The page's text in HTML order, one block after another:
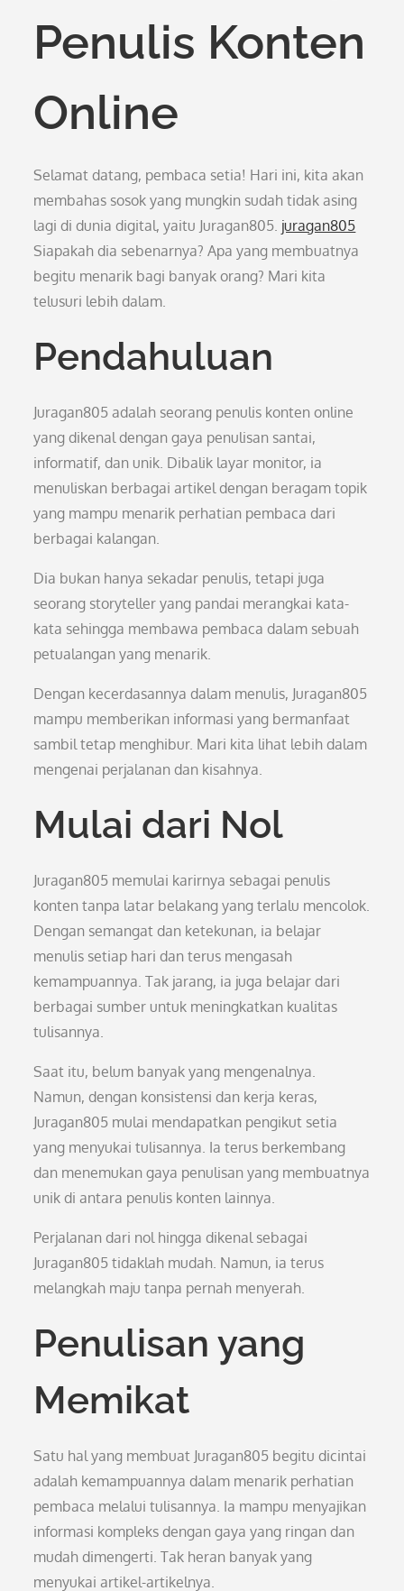
Penulis Konten
Online
Selamat datang, pembaca setia! Hari ini, kita akan
membahas sosok yang mungkin sudah tidak asing
lagi di dunia digital, yaitu Juragan805. juragan805
Siapakah dia sebenarnya? Apa yang membuatnya
begitu menarik bagi banyak orang? Mari kita
telusuri lebih dalam.
Pendahuluan
Juragan805 adalah seorang penulis konten online
yang dikenal dengan gaya penulisan santai,
informatif, dan unik. Dibalik layar monitor, ia
menuliskan berbagai artikel dengan beragam topik
yang mampu menarik perhatian pembaca dari
berbagai kalangan.
Dia bukan hanya sekadar penulis, tetapi juga
seorang storyteller yang pandai merangkai kata-
kata sehingga membawa pembaca dalam sebuah
petualangan yang menarik.
Dengan kecerdasannya dalam menulis, Juragan805
mampu memberikan informasi yang bermanfaat
sambil tetap menghibur. Mari kita lihat lebih dalam
mengenai perjalanan dan kisahnya.
Mulai dari Nol
Juragan805 memulai karirnya sebagai penulis
konten tanpa latar belakang yang terlalu mencolok.
Dengan semangat dan ketekunan, ia belajar
menulis setiap hari dan terus mengasah
kemampuannya. Tak jarang, ia juga belajar dari
berbagai sumber untuk meningkatkan kualitas
tulisannya.
Saat itu, belum banyak yang mengenalnya.
Namun, dengan konsistensi dan kerja keras,
Juragan805 mulai mendapatkan pengikut setia
yang menyukai tulisannya. Ia terus berkembang
dan menemukan gaya penulisan yang membuatnya
unik di antara penulis konten lainnya.
Perjalanan dari nol hingga dikenal sebagai
Juragan805 tidaklah mudah. Namun, ia terus
melangkah maju tanpa pernah menyerah.
Penulisan yang
Memikat
Satu hal yang membuat Juragan805 begitu dicintai
adalah kemampuannya dalam menarik perhatian
pembaca melalui tulisannya. Ia mampu menyajikan
informasi kompleks dengan gaya yang ringan dan
mudah dimengerti. Tak heran banyak yang
menyukai artikel-artikelnya.